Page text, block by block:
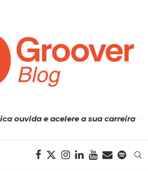
ouvida e acelere a sua carreira